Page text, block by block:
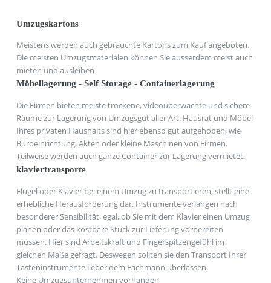
Umzugskartons
Meistens werden auch gebrauchte Kartons zum Kauf angeboten.
Die meisten Umzugsmaterialen können Sie ausserdem meist auch
mieten und ausleihen
Möbellagerung - Self Storage - Containerlagerung
Die Firmen bieten meiste trockene, videoüberwachte und sichere
Räume zur Lagerung von Umzugsgut aller Art. Hausrat und Möbel
Ihres privaten Haushalts sind hier ebenso gut aufgehoben, wie
Büroeinrichtung, Akten oder kleine Maschinen von Firmen.
Teilweise werden auch ganze Container zur Lagerung vermietet.
klaviertransporte
Flügel oder Klavier bei einem Umzug zu transportieren, stellt eine
erhebliche Herausforderung dar. Instrumente verlangen nach
besonderer Sensibilität, egal, ob Sie mit dem Klavier einen Umzug
planen oder das kostbare Stück zur Lieferung vorbereiten
müssen. Hier sind Arbeitskraft und Fingerspitzengefühl im
gleichen Maße gefragt. Deswegen sollten sie den Transport Ihrer
Tasteninstrumente lieber dem Fachmann überlassen.
Keine Umzugsunternehmen vorhanden